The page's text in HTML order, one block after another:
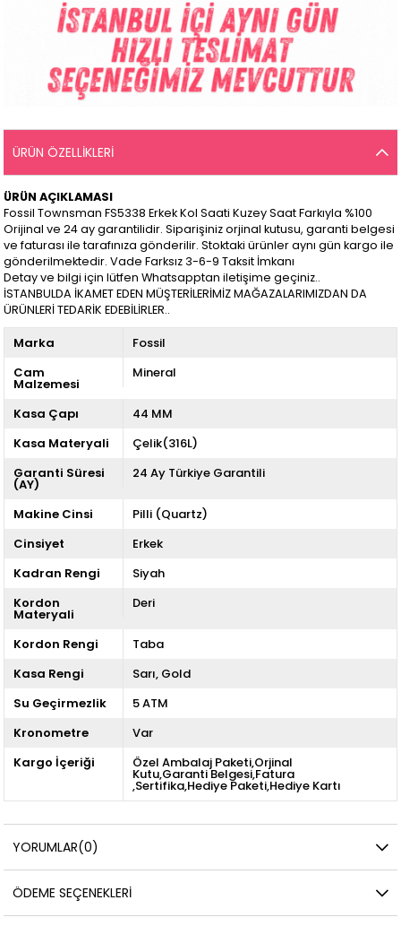
ÜRÜN ÖZELLIKLERI
ÜRÜN AÇIKLAMASI
Fossil Townsman FS5338 Erkek Kol Saati Kuzey Saat Farkıyla %100
Orijinal ve 24 ay garantilidir. Siparişiniz orjinal kutusu, garanti belgesi
ve faturası ile tarafınıza gönderilir. Stoktaki ürünler aynı gün kargo ile
gönderilmektedir. Vade Farksız 3-6-9 Taksit İmkanı
Detay ve bilgi için lütfen Whatsapptan iletişime geçiniz..
İSTANBULDA İKAMET EDEN MÜŞTERİLERİMİZ MAĞAZALARIMIZDAN DA
ÜRÜNLERİ TEDARİK EDEBİLİRLER..
Marka
Fossil
Cam
Malzemesi
Mineral
Kasa Çapı
44 MM
Kasa Materyali
Çelik(316L)
Garanti Süresi
(AY)
24 Ay Türkiye Garantili
Makine Cinsi
Pilli (Quartz)
Cinsiyet
Erkek
Kadran Rengi
Siyah
Kordon
Materyali
Deri
Kordon Rengi
Taba
Kasa Rengi
Sarı Gold
Su Geçirmezlik
5 ATM
Kronometre
Var
Kargo İçeriği
Özel Ambalaj Paketi,Orjinal
Kutu,Garanti Belgesi,Fatura
,Sertifika,Hediye Paketi,Hediye Kartı
YORUMLAR(0)
ÖDEME SEÇENEKLERI